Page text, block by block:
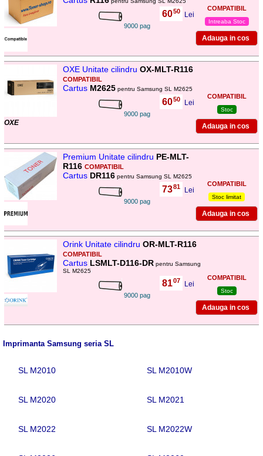
9000 pag
COMPATIBIL
Intreaba Stoc
60,50 Lei
OXE
OXE Unitate cilindru OX-MLT-R116
COMPATIBIL
Cartus M2625 pentru Samsung SL M2625
9000 pag
COMPATIBIL
Stoc
60,50 Lei
Premium Unitate cilindru PE-MLT-
R116 COMPATIBIL
Cartus DR116 pentru Samsung SL M2625
9000 pag
COMPATIBIL
Stoc limitat
7381 Lei
Orink Unitate cilindru OR-MLT-R116
COMPATIBIL
Cartus LSMLT-D116-DR pentru Samsung
SL M2625
9000 pag
COMPATIBIL
Stoc
8107 Lei
Imprimanta Samsung seria SL
SL M2010 SL M2010W
SL M2020 SL M2021
SL M2022 SL M2022W